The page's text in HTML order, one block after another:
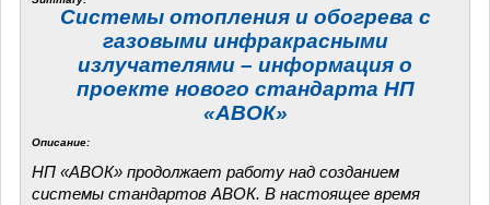
Системы отопления и обогрева с
газовыми инфракрасными
излучателями – информация о
проекте нового стандарта НП
«АВОК»
Описание:
НП «АВОК» продолжает работу над созданием
системы стандартов АВОК. В настоящее время